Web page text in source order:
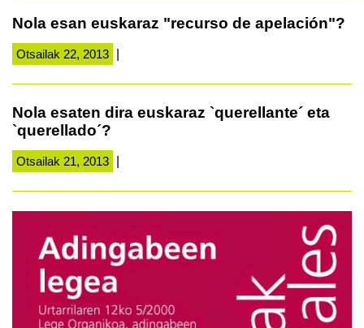
Nola esan euskaraz "recurso de apelación"?
Otsailak 22, 2013
Nola esaten dira euskaraz `querellante´ eta
`querellado´?
Otsailak 21, 2013